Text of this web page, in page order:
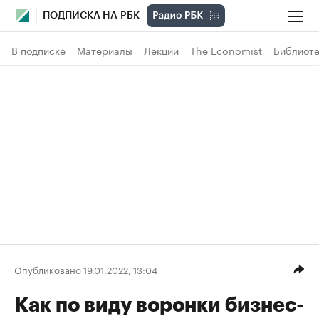
ПОДПИСКА НА РБК
В подписке Материалы Лекции The Economist
Опубликовано 19.01.2022, 13:04
Как по виду воронки бизнес-